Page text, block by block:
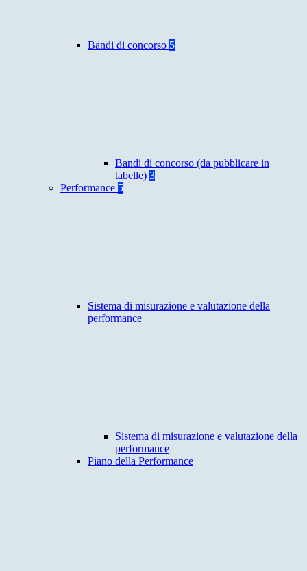
Bandi di concorso 5
Bandi di concorso (da pubblicare in
tabelle) 3
Performance 5
Sistema di misurazione e valutazione della
performance
Sistema di misurazione e valutazione della
performance
Piano della Performance